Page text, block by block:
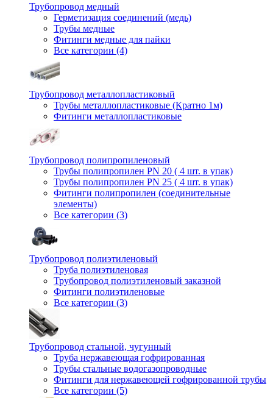
Трубопровод медный
Герметизация соединений (медь)
Трубы медные
Фитинги медные для пайки
Все категории (4)
Трубопровод металлопластиковый
Трубы металлопластиковые (Кратно 1м)
Фитинги металлопластиковые
Трубопровод полипропиленовый
Трубы полипропилен PN 20 ( 4 шт. в упак)
Трубы полипропилен PN 25 ( 4 шт. в упак)
Фитинги полипропилен (cоединительные
элементы)
Все категории (3)
Трубопровод полиэтиленовый
Труба полиэтиленовая
Трубопровод полиэтиленовый заказной
Фитинги полиэтиленовые
Все категории (3)
Трубопровод стальной, чугунный
Труба нержавеющая гофрированная
Трубы стальные водогазопроводные
Фитинги для нержавеющей гофрированной трубы
Все категории (5)